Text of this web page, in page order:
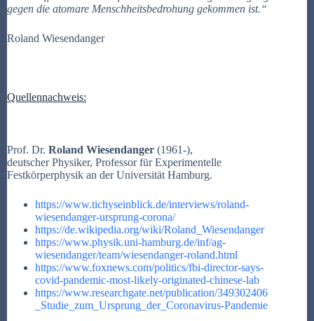
gegen die atomare Menschheitsbedrohung gekommen ist.“
Roland Wiesendanger
Quellennachweis:
Prof. Dr. Roland Wiesendanger (1961-),
deutscher Physiker, Professor für Experimentelle
Festkörperphysik an der Universität Hamburg.
https://www.tichyseinblick.de/interviews/roland-
wiesendanger-ursprung-corona/
https://de.wikipedia.org/wiki/Roland_Wiesendanger
https://www.physik.uni-hamburg.de/inf/ag-
wiesendanger/team/wiesendanger-roland.html
https://www.foxnews.com/politics/fbi-director-says-
covid-pandemic-most-likely-originated-chinese-lab
https://www.researchgate.net/publication/349302406
_Studie_zum_Ursprung_der_Coronavirus-Pandemie